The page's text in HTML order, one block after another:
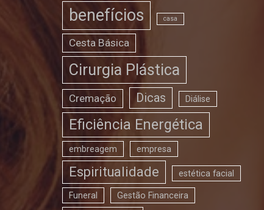
benefícios casa
Cesta Básica
Cirurgia Plástica
Cremação Dicas Diálise
Eficiência Energética
embreagem empresa
Espiritualidade estética facial
Funeral Gestão Financeira